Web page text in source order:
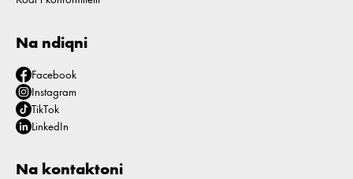
Na ndiqni
Facebook
Instagram
TikTok
LinkedIn
Na kontaktoni